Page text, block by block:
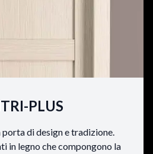
PLUS
porta di design e tradizione.
in legno che compongono la